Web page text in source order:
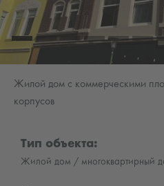
Жилой дом с коммерческими
корпусов
Тип объекта:
Жилой дом / многоквартирный